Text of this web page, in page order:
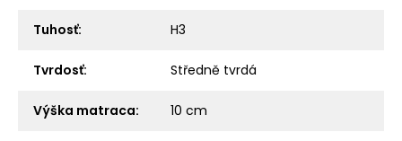
Tuhosť: H3
Tvrdosť: Středně tvrdá
Výška matraca: 10 cm